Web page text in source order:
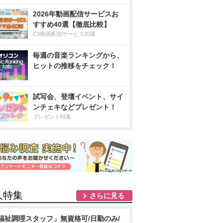
2026年動画配信サービスお
すすめ40選【徹底比較】
CS動画配信サービス20選
毎週の音楽ランキングから、
ヒットの推移をチェック！
試写会、登壇イベント、サイ
ンチェキなどプレゼント！
プレゼント特集
特集 さらに見る
祉調理スタッフ」無資格可/日勤のみ/